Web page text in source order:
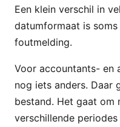
Een klein verschil in
datumformaat is
foutmelding.
Voor accountants- en
nog iets anders. Daar
bestand. Het gaat om
verschillende